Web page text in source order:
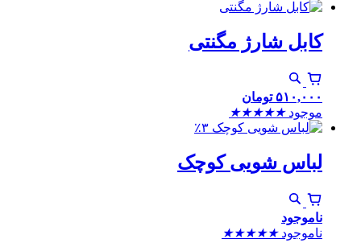
کابل شارژ مگنتی
۵۱۰,۰۰۰ تومان
موجود ★
★
★
★
★
٪۳
لباس شویی کوچک
ناموجود
ناموجود ★
★
★
★
★